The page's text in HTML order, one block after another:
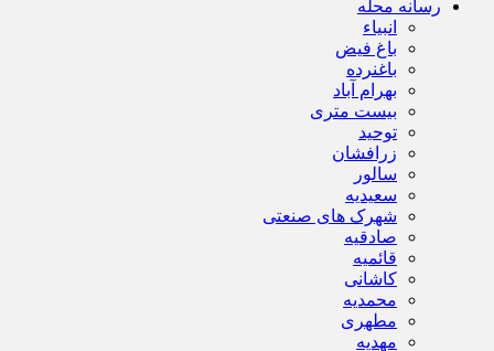
رسانه محله
انبیاء
باغ فیض
باغنرده
بهرام آباد
بیست متری
توحید
زرافشان
سالور
سعیدیه
شهرک های صنعتی
صادقیه
قائمیه
کاشانی
محمدیه
مطهری
مهدیه